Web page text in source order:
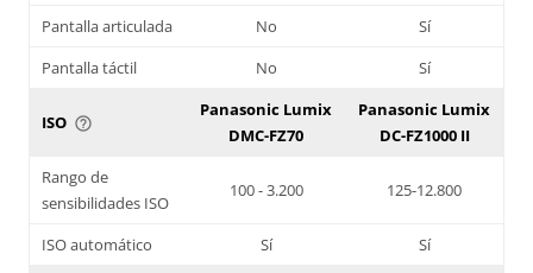
Pantalla articulada No
Sí
Pantalla táctil
No Sí
ISO help_outline
Panasonic Lumix
DMC-FZ70
Panasonic Lumix
DC-FZ1000 II
Rango de
sensibilidades ISO
100 - 3.200 125-12.800
ISO automático Sí Sí